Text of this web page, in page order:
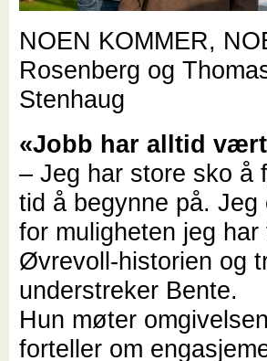
NOEN KOMMER,
Rosenberg og
Stenhaug
«Jobb har alltid
– Jeg har store sko å
tid å begynne på.
for muligheten jeg
Øvrevoll-historien og
understreker Bente.
Hun møter
forteller om